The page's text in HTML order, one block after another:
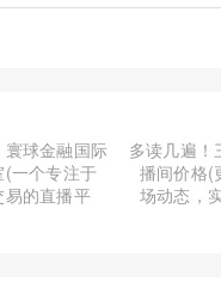
寰球金融国际
一个专注于
易的直播平
多读几遍！
播间价格(
场动态，